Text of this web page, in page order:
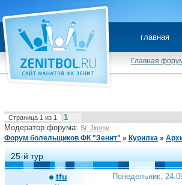
главная
Главная
Страница 1 из 1
1
Модератор форума: St_Jimmy
Форум болельщиков ФК "Зенит" » Курилка »
25-й тур
tfu Понедельник,